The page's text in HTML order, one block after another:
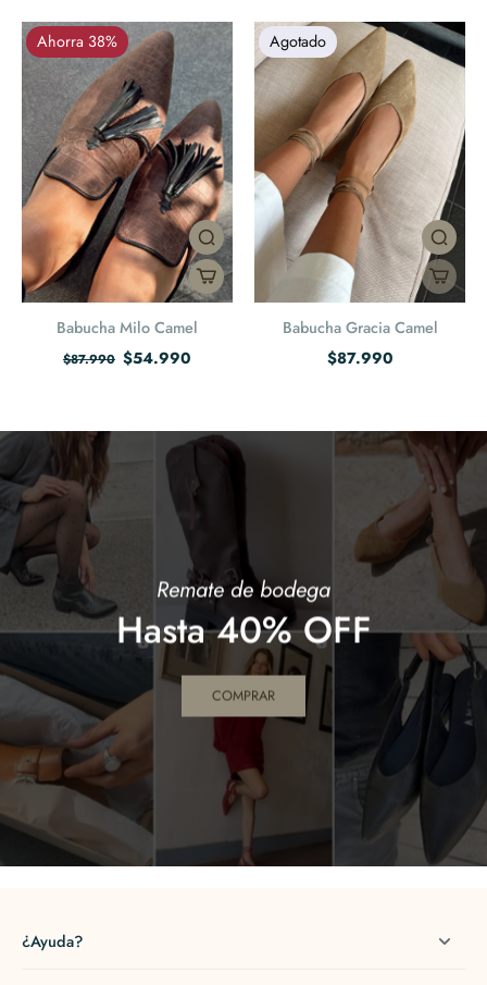
Ahorra 38%
Babucha Milo Camel
$87.990 $54.990
Agotado
Babucha Gracia Camel
$87.990
Remate de bodega
Hasta 40% OFF
COMPRAR
¿Ayuda?